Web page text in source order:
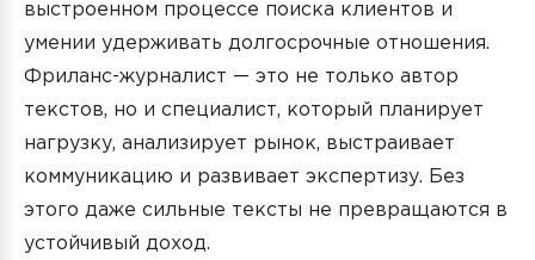
выстроенном процессе поиска клиентов и
умении удерживать долгосрочные отношения.
Фриланс-журналист — это не только автор
текстов, но и специалист, который планирует
нагрузку, анализирует рынок, выстраивает
коммуникацию и развивает экспертизу. Без
этого даже сильные тексты не превращаются в
устойчивый доход.